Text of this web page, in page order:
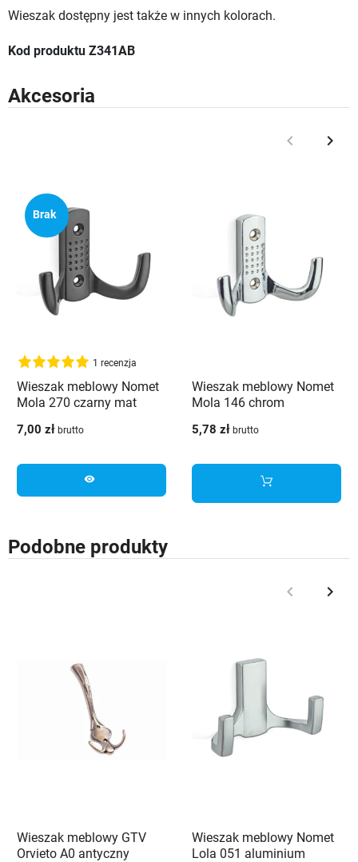
Wieszak dostępny jest także w innych kolorach.
Kod produktu Z341AB
Akcesoria
Poprzedni
keyboard_arrow_left keyboard_arrow_right
Brak
1 recenzja
Wieszak meblowy Nomet
Mola 270 czarny mat
7,00 zł brutto
visibility
Wieszak meblowy Nomet
Mola 146 chrom
5,78 zł brutto
Podobne produkty
Poprzedni
keyboard_arrow_left keyboard_arrow_right
Wieszak meblowy GTV
Orvieto A0 antyczny
Wieszak meblowy Nomet
Lola 051 aluminium